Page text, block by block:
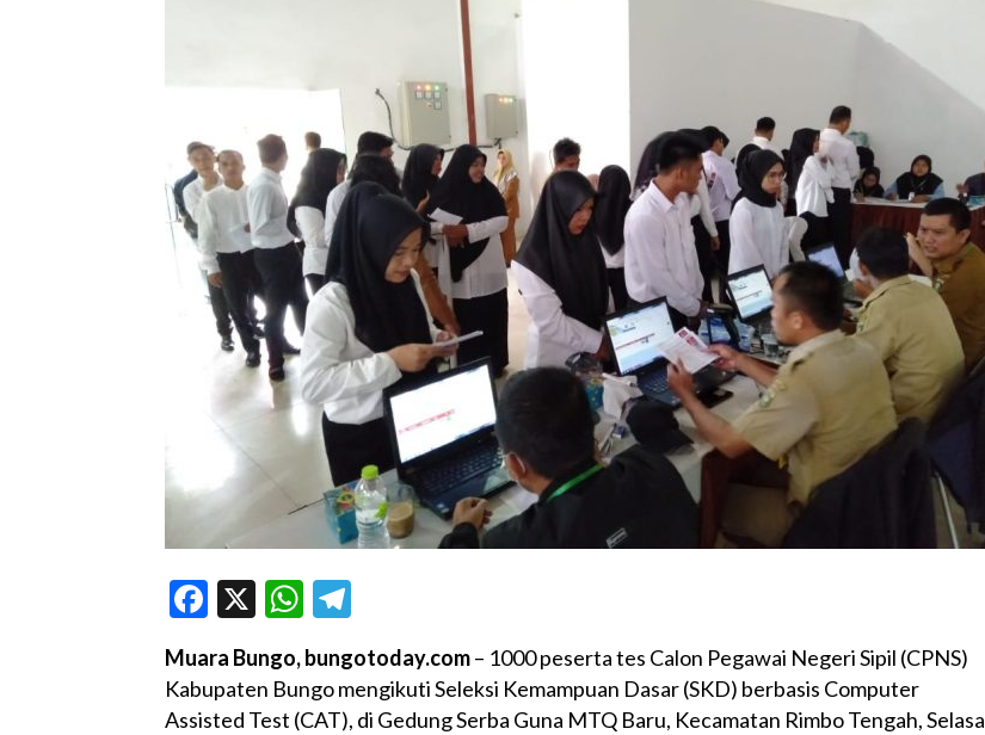
Facebook
X WhatsApp
Muara Bungo, bungotoday.com– 1000 peserta tes Calon Pegawai Negeri Sipil (CPNS)
Kabupaten Bungo mengikuti Seleksi Kemampuan Dasar (SKD) berbasis Computer
Assisted Test (CAT), di Gedung Serba Guna MTQ Baru, Kecamatan Rimbo Tengah, Selasa